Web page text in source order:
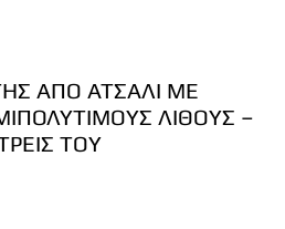
ΑΠΟ ΑΤΣΑΛΙ ΜΕ
ΛΙΘΟΥΣ –
ΤΟΥ